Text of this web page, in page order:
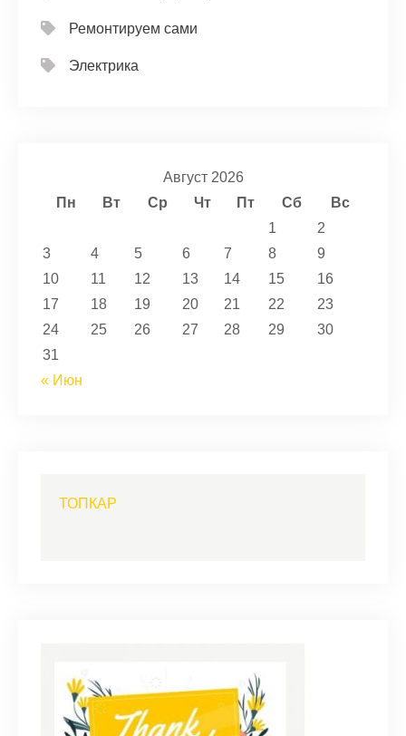
Ремонтируем сами
Электрика
Август 2026
Пн
Вт Ср Чт Пт Сб
Вс
1
2
3
4 5 6 7 8
9
10
11 12 13 14 15
16
17
18 19 20 21 22
23
24
25 26 27 28 29
30
31
« Июн
ТОПКАР